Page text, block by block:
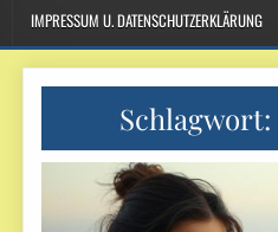
IMPRESSUM U. DATENSCHUTZERKLÄRUNG
Schlagwort: